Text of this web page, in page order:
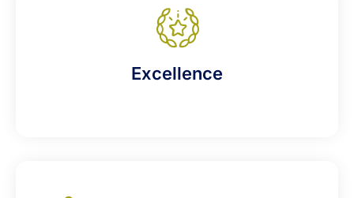
Excellence